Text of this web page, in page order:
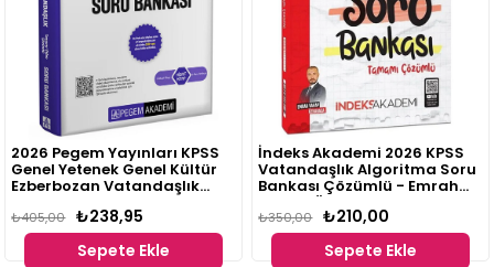
2026 Pegem Yayınları KPSS
Genel Yetenek Genel Kültür
Ezberbozan Vatandaşlık
Soru Bankası
₺238,95
₺405,00
Sepete Ekle
İndeks Akademi 2026 KPSS
Vatandaşlık Algoritma Soru
Bankası Çözümlü - Emrah
Vahap Özkaraca
₺210,00
₺350,00
Sepete Ekle